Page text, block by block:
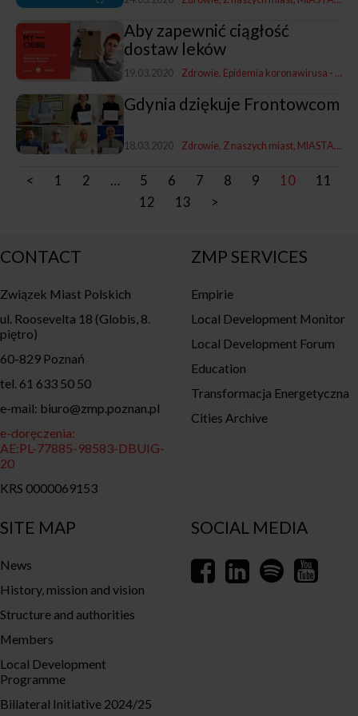
Aby zapewnić ciągłość
dostaw leków
19.03.2020 Zdrowie Epidemia koronawirusa - ogłoszenia
Gdynia dziękuje Frontowcom
18.03.2020 Zdrowie Z naszych miast MIASTA WOBEC EPIDEMII
< 1 2 … 5 6 7 8 9 10
11
12
13 >
SITE MAP
News
History, mission and vision
Structure and authorities
Members
Local Development
Programme
Billateral Initiative 2024/25
CONTACT
Związek Miast Polskich
ul. Roosevelta 18 (Globis, 8.
piętro)
60-829 Poznań
tel. 61 633 50 50
e-mail: biuro@zmp.poznan.pl
e-doręczenia:
AE:PL-77885-98583-DBUIG-
20
KRS 0000069153
ZMP SERVICES
Empirie
Local Development Monitor
Local Development Forum
Education
Transformacja Energetyczna
Cities Archive
SOCIAL MEDIA